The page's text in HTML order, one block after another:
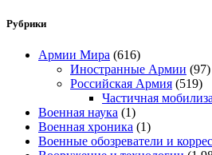
Рубрики
Армии Мира (616)
Иностранные Армии (97)
Российская Армия (519)
Частичная
Военная наука (1)
Военная хроника (1)
Военные обозреватели и